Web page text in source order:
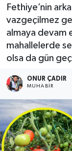
Fethiye’nin
vazgeçilmez
almaya devam
mahallelerde
olsa da gün
ONUR ÇADIR
MUHABİR
Kültür
Magazin
Tüm
Son